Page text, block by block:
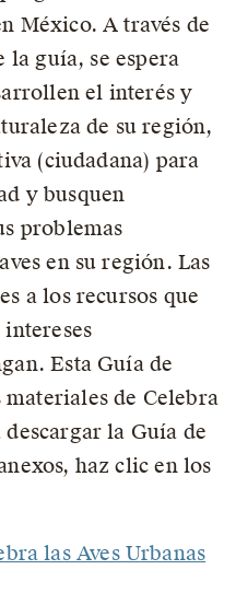
México. A través de
la guía, se espera
el interés y
de su región,
(ciudadana) para
y busquen
problemas
en su región. Las
a los recursos que
intereses
Esta Guía de
de Celebra
la Guía de
haz clic en los
las Aves Urbanas